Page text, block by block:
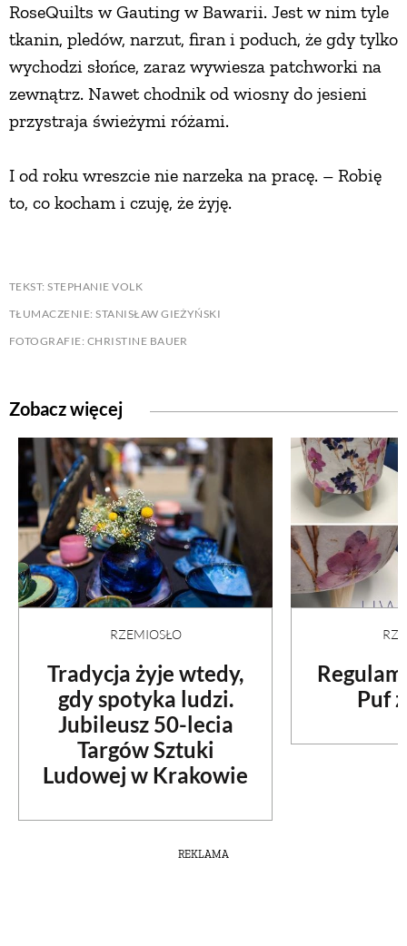
RoseQuilts w Gauting w Bawarii. Jest w nim tyle
tkanin, pledów, narzut, firan i poduch, że gdy tylko
wychodzi słońce, zaraz wywiesza patchworki na
zewnątrz. Nawet chodnik od wiosny do jesieni
przystraja świeżymi różami.
I od roku wreszcie nie narzeka na pracę. – Robię
to, co kocham i czuję, że żyję.
TEKST: STEPHANIE VOLK
TŁUMACZENIE: STANISŁAW GIEŻYŃSKI
FOTOGRAFIE: CHRISTINE BAUER
Zobacz więcej
RZEMIOSŁO
Tradycja żyje wtedy,
gdy spotyka ludzi.
Jubileusz 50-lecia
Targów Sztuki
Ludowej w Krakowie
Puf
REKLAMA